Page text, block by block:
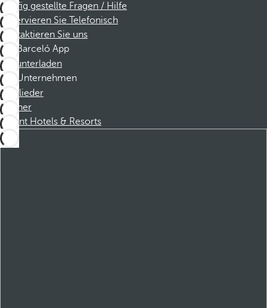
Häufig gestellte Fragen / Hilfe
Reservieren Sie Telefonisch
Kontaktieren Sie uns
Barceló App
Herunterladen
Unternehmen
Mitglieder
Partner
Dorint Hotels & Resorts